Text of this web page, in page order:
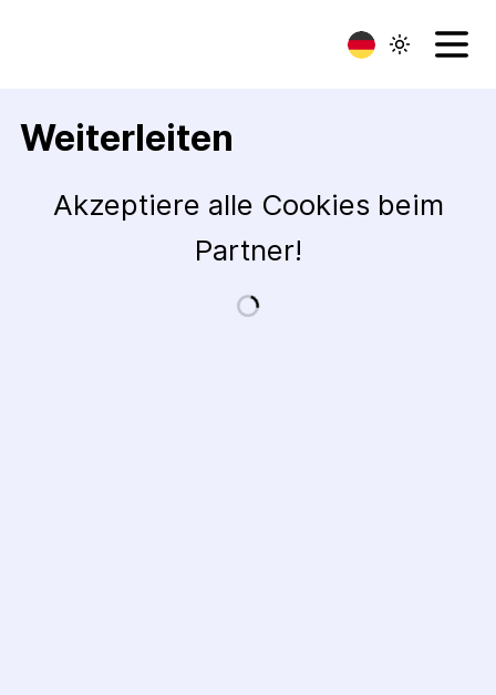
Weiterleiten
Akzeptiere alle Cookies beim
Partner!